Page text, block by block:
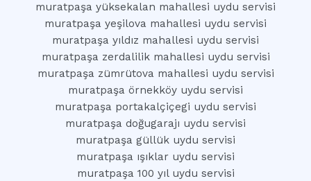
muratpaşa yüksekalan mahallesi uydu servisi
muratpaşa yeşilova mahallesi uydu servisi
muratpaşa yıldız mahallesi uydu servisi
muratpaşa zerdalilik mahallesi uydu servisi
muratpaşa zümrütova mahallesi uydu servisi
muratpaşa örnekköy uydu servisi
muratpaşa portakalçiçegi uydu servisi
muratpaşa doğugarajı uydu servisi
muratpaşa güllük uydu servisi
muratpaşa ışıklar uydu servisi
muratpaşa 100 yıl uydu servisi